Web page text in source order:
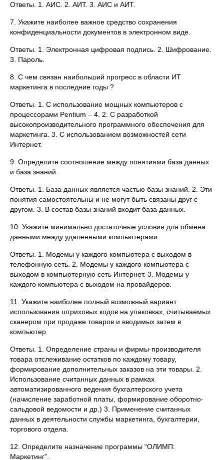
Ответы. 1. АИС. 2. АИТ. 3. АИС и АИТ.
7. Укажите наиболее важное средство сохранения
конфиденциальности документов в электронном виде.
Ответы. 1. Электронная цифровая подпись. 2. Шифрование.
3. Пароль.
8. С чем связан наибольший прогресс в области ИТ
маркетинга в последние годы ?
Ответы. 1. С использование мощных компьютеров с
процессорами Pentium – 4. 2. С разработкой
высокопроизводительного программного обеспечения для
маркетинга. 3. С использованием возможностей сети
Интернет.
9. Определите соотношение между понятиями база данных
и база знаний.
Ответы. 1. База данных является частью базы знаний. 2. Эти
понятия самостоятельны и не могут быть связаны друг с
другом. 3. В состав базы знаний входит база данных.
10. Укажите минимально достаточные условия для обмена
данными между удаленными компьютерами.
Ответы. 1. Модемы у каждого компьютера с выходом в
телефонную сеть. 2. Модемы у каждого компьютера с
выходом в компьютерную сеть Интернет. 3. Модемы у
каждого компьютера с выходом на провайдеров.
11. Укажите наиболее полный возможный вариант
использования штриховых кодов на упаковках, считываемых
сканером при продаже товаров и вводимых затем в
компьютер.
Ответы. 1. Определение страны и фирмы-производителя
товара отслеживание остатков по каждому товару,
формирование дополнительных заказов на эти товары. 2.
Использование считанных данных в рамках
автоматизированного ведения бухгалтерского учета
(начисление заработной платы, формирование оборотно-
сальдовой ведомости и др.) 3. Применение считанных
данных в деятельности службы маркетинга, бухгалтерии,
торгового отдела.
12. Определите назначение программы “ОЛИМП:
Маркетинг”.